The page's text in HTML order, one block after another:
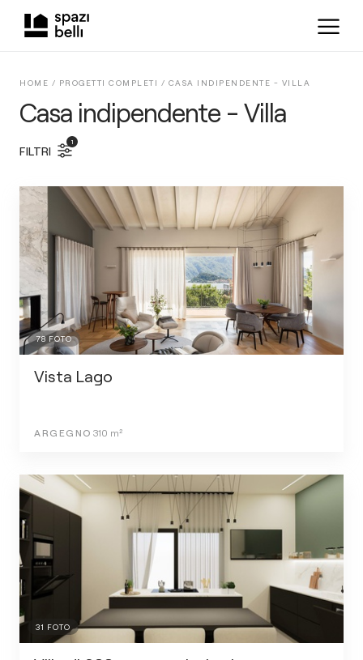
Casa indipendente - Villa
HOME / PROGETTI COMPLETI / CASA INDIPENDENTE - VILLA
FILTRI
1
78FOTO
Vista Lago
ARGEGNO 310 m²
31 FOTO